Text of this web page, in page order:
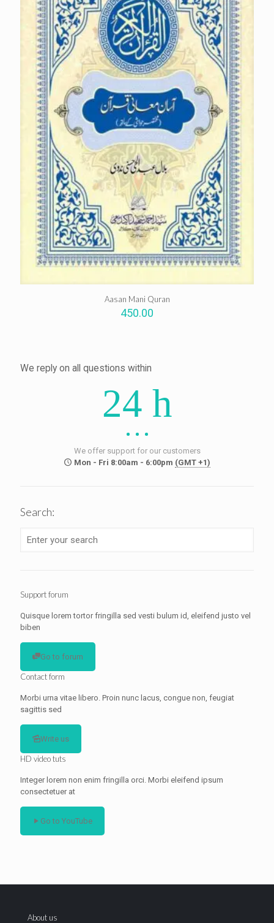
Aasan Mani Quran
450.00
We reply on all questions within
24 h
We offer support for our customers
Mon - Fri 8:00am - 6:00pm (GMT +1)
Search:
Support forum
Quisque lorem tortor fringilla sed vesti bulum id, eleifend justo vel
biben
Go to forum
Contact form
Morbi urna vitae libero. Proin nunc lacus, congue non, feugiat
sagittis sed
Write us
HD video tuts
Integer lorem non enim fringilla orci. Morbi eleifend ipsum
consectetuer at
Go to YouTube
About us